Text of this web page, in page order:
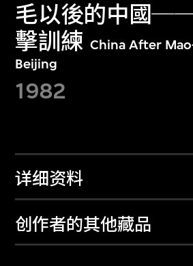
毛以後的中國
擊訓練 China After
Beijing
1982
详细资料
创作者的其他藏品